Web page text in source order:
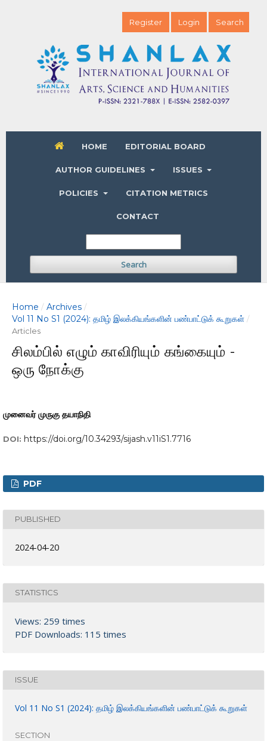
HOME EDITORIAL BOARD
AUTHOR GUIDELINES ISSUES
POLICIES CITATION METRICS
CONTACT
Search
Register Login Search
Home / Archives /
Vol 11 No S1 (2024): தமிழ் இலக்கியங்களின் பண்பாட்டுக் கூறுகள் /
Articles
சிலம்பில் எழும் காவிரியும் கங்கையும் -
ஒரு நோக்கு
முனைவர் முருகு தயாநிதி
DOI: https://doi.org/10.34293/sijash.v11iS1.7716
PDF
PUBLISHED
2024-04-20
STATISTICS
Views: 259 times
PDF Downloads: 115 times
ISSUE
Vol 11 No S1 (2024): தமிழ் இலக்கியங்களின் பண்பாட்டுக் கூறுகள்
SECTION